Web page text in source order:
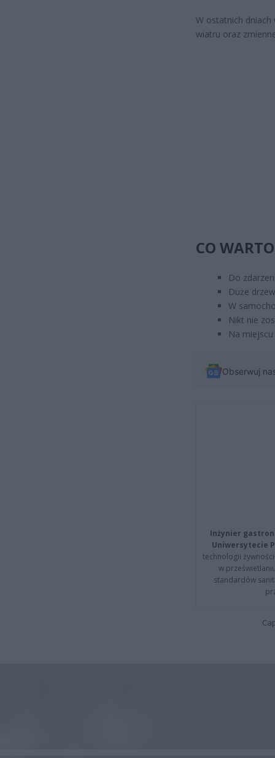
W ostatnich dniach
wiatru oraz
CO
Do
Duże
W
Nikt nie
Na
Obserwuj
Inżynier
Uniwersytecie
technologii
w
standardów